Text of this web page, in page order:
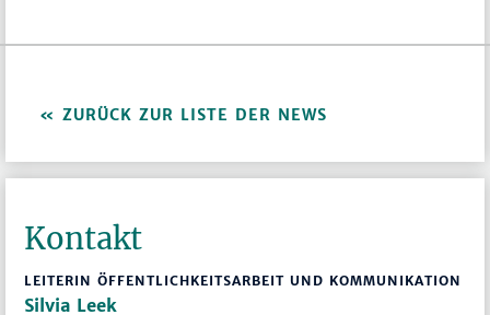
ZURÜCK ZUR LISTE DER NEWS
Kontakt
LEITERIN ÖFFENTLICHKEITSARBEIT UND KOMMUNIKATION
Silvia Leek